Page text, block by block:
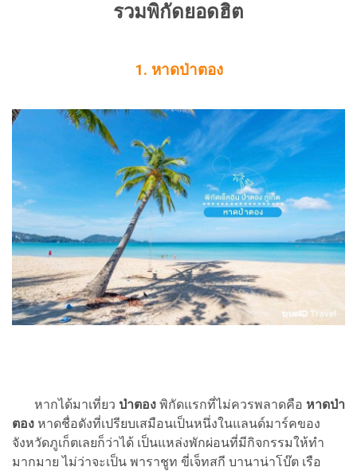
รวมพิกัดยอดฮิต
1. หาดป่าตอง
หากได้มาเที่ยว ป่าตอง พิกัดแรกที่ไม่ควรพลาดคือ หาดป่า
ตอง หาดชื่อดังที่เปรียบเสมือนเป็นหนึ่งในแลนด์มาร์คของ
จังหวัดภูเก็ตเลยก็ว่าได้ เป็นแหล่งพักผ่อนที่มีกิจกรรมให้ทำ
มากมาย ไม่ว่าจะเป็น พาราชูท ขี่เจ็ทสกี บานาน่าโบ๊ต เรือ